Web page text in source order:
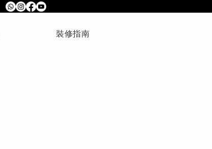
裝修指南